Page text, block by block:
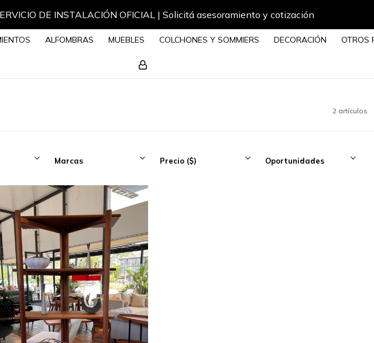
DE INSTALACIÓN OFICIAL | Solicitá asesoramiento y cotización
ALFOMBRAS MUEBLES COLCHONES Y SOMMIERS DECORACIÓN OTROS
2 artículos
Marcas Precio ($) Oportunidades